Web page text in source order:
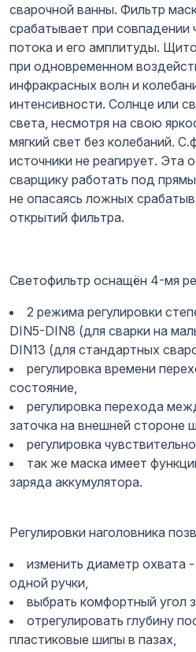
сварочной ванны. Фильтр
срабатывает при совпадении
потока и его амплитуды.
при одновременном
инфракрасных волн и
интенсивности. Солнце или
света, несмотря на свою
мягкий свет без колебаний.
источники не реагирует. Эта
сварщику работать под
не опасаясь ложных
открытий фильтра.
Светофильтр оснащён 4-мя
2 режима регулировки
DIN5-DIN8 (для сварки на
DIN13 (для стандартных
регулировка времени
состояние,
регулировка перехода
заточка на внешней стороне
регулировка
так же маска имеет
заряда аккумулятора.
Регулировки наголовника
изменить диаметр охвата
одной ручки,
выбрать комфортный угол
отрегулировать глубину
пластиковые шипы в пазах,